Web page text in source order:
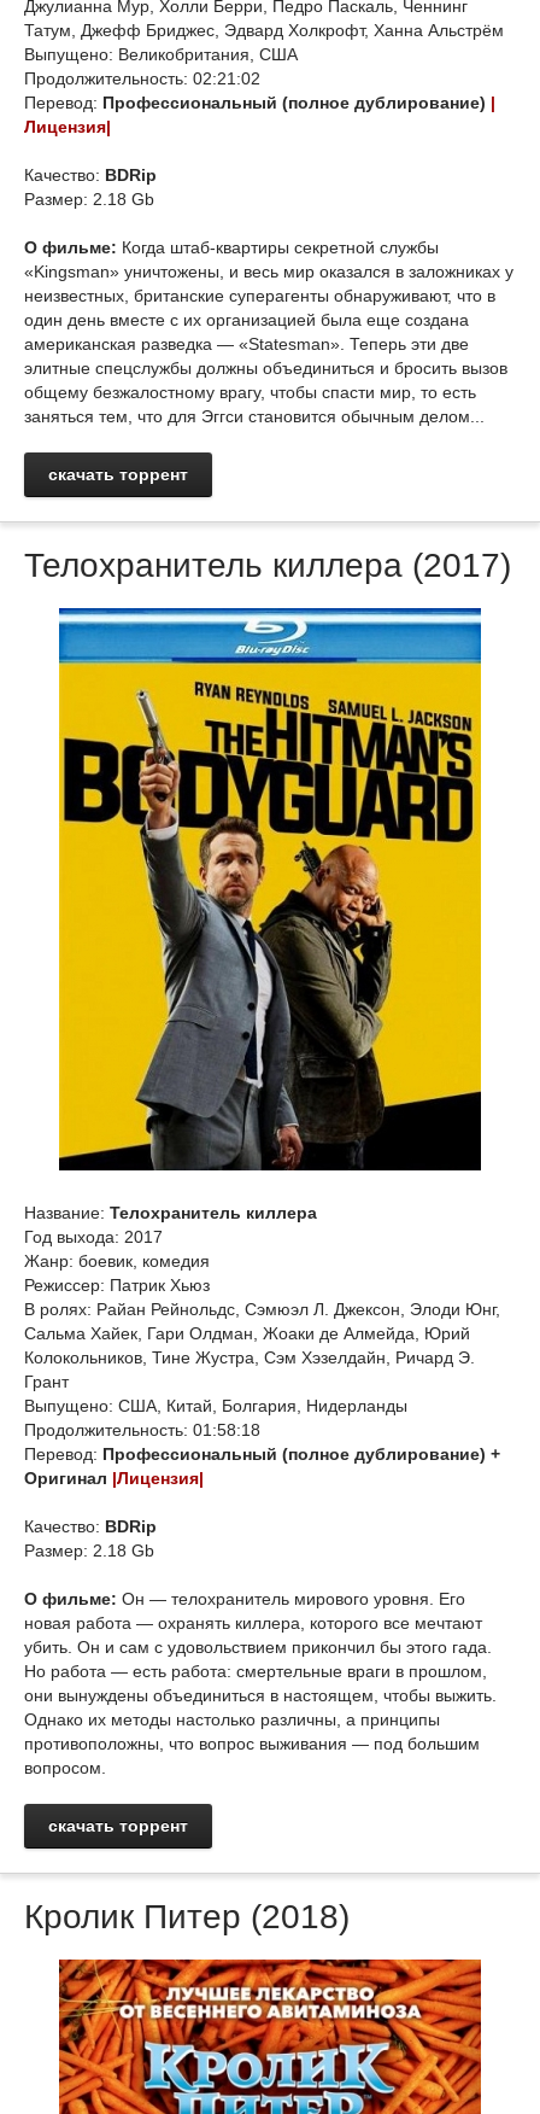
Джулианна Мур, Холли Берри, Педро Паскаль, Ченнинг
Татум, Джефф Бриджес, Эдвард Холкрофт, Ханна Альстрём
Выпущено: Великобритания, США
Продолжительность: 02:21:02
Перевод: Профессиональный (полное дублирование) |
Лицензия|
Качество: BDRip
Размер: 2.18 Gb
О фильме: Когда штаб-квартиры секретной службы
«Kingsman» уничтожены, и весь мир оказался в заложниках у
неизвестных, британские суперагенты обнаруживают, что в
один день вместе с их организацией была еще создана
американская разведка — «Statesman». Теперь эти две
элитные спецслужбы должны объединиться и бросить вызов
общему безжалостному врагу, чтобы спасти мир, то есть
заняться тем, что для Эггси становится обычным делом...
скачать торрент
Телохранитель киллера (2017)
Название: Телохранитель киллера
Год выхода: 2017
Жанр: боевик, комедия
Режиссер: Патрик Хьюз
В ролях: Райан Рейнольдс, Сэмюэл Л. Джексон, Элоди Юнг,
Сальма Хайек, Гари Олдман, Жоаки де Алмейда, Юрий
Колокольников, Тине Жустра, Сэм Хэзелдайн, Ричард Э.
Грант
Выпущено: США, Китай, Болгария, Нидерланды
Продолжительность: 01:58:18
Перевод: Профессиональный (полное дублирование) +
Оригинал |Лицензия|
Качество: BDRip
Размер: 2.18 Gb
О фильме: Он — телохранитель мирового уровня. Его
новая работа — охранять киллера, которого все мечтают
убить. Он и сам с удовольствием прикончил бы этого гада.
Но работа — есть работа: смертельные враги в прошлом,
они вынуждены объединиться в настоящем, чтобы выжить.
Однако их методы настолько различны, а принципы
противоположны, что вопрос выживания — под большим
вопросом.
скачать торрент
Кролик Питер (2018)